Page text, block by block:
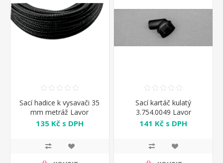
Sací hadice k vysavači 35
mm metráž Lavor
135 Kč s DPH
Sací kartáč kulatý
3.754.0049 Lavor
141 Kč s DPH